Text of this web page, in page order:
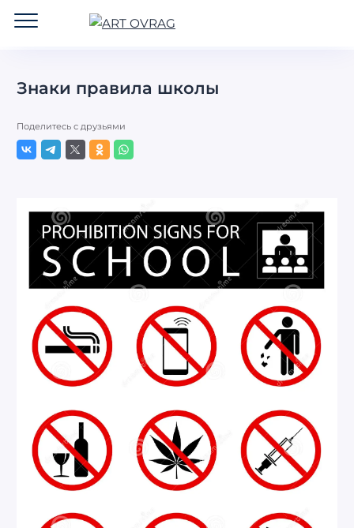
Знаки правила школы
Поделитесь с друзьями